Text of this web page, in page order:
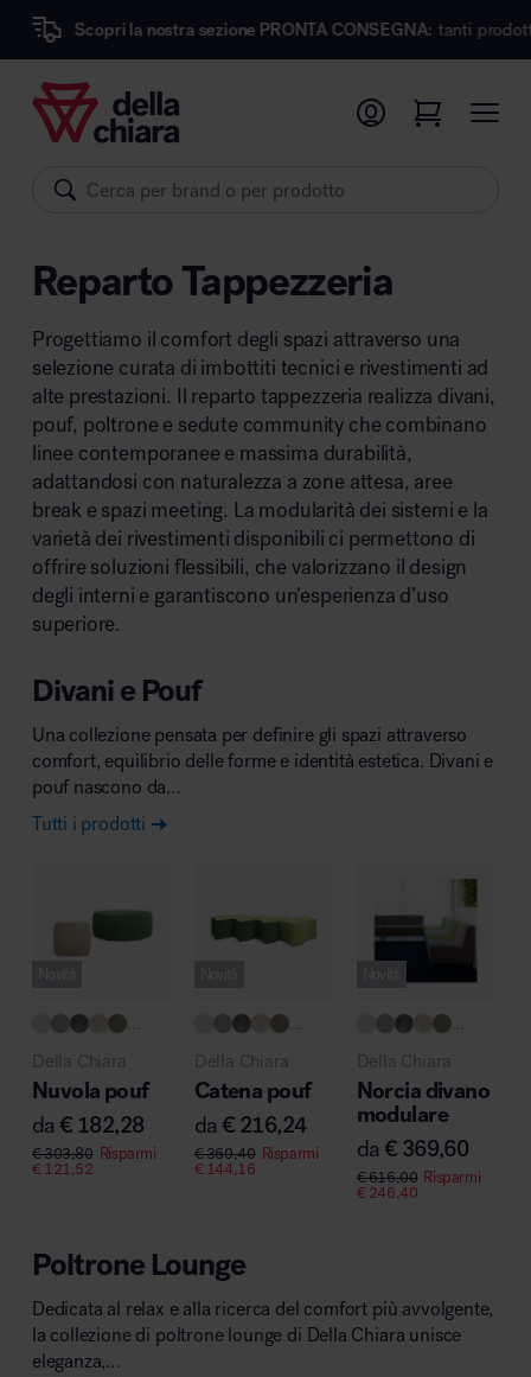
la nostra sezione PRONTA CONSEGNA: tanti prodotti dei migliori
Prodotti
Pronta Consegna
Sedute
Arredi
Pareti divisorie
Comfort acustico
Accessori
Illuminazione
Ambienti
Arredo area operativa
Area riunione e convegni
Area lounge e attesa
Area hospitality
Brand
Reparto Tappezzeria
Progettiamo il comfort degli spazi attraverso una
selezione curata di imbottiti tecnici e rivestimenti ad
alte prestazioni. Il reparto tappezzeria realizza divani,
pouf, poltrone e sedute community che combinano
linee contemporanee e massima durabilità,
adattandosi con naturalezza a zone attesa, aree
break e spazi meeting. La modularità dei sistemi e la
varietà dei rivestimenti disponibili ci permettono di
offrire soluzioni flessibili, che valorizzano il design
degli interni e garantiscono un’esperienza d’uso
superiore.
Divani e Pouf
Una collezione pensata per definire gli spazi attraverso
comfort, equilibrio delle forme e identità estetica. Divani e
pouf nascono da…
Tutti i prodotti
...
Della Chiara
Nuvola pouf
da€ 182,28
€303,80 Risparmi
€121,52
...
Della Chiara
Catena pouf
da € 216,24
€360,40 Risparmi
€144,16
...
Della Chiara
Norcia divano
modulare
da € 369,60
€616,00 Risparmi
€246,40
Poltrone Lounge
Dedicata al relax e alla ricerca del comfort più avvolgente,
la collezione di poltrone lounge di Della Chiara unisce
eleganza,…